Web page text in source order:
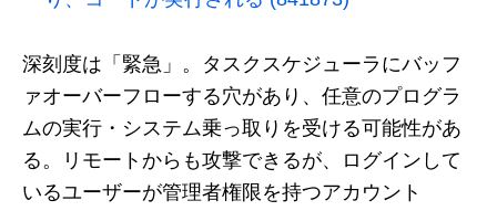
深刻度は「緊急」。タスクスケジューラにバッフ
ァオーバーフローする穴があり、任意のプログラ
ムの実行・システム乗っ取りを受ける可能性があ
る。リモートからも攻撃できるが、ログインして
いるユーザーが管理者権限を持つアカウント